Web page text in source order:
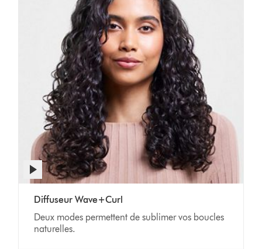
Transcript
Afficher
la
transcription
de
vidéo
Diffuseur Wave+Curl
Deux modes permettent de sublimer vos boucles
naturelles.